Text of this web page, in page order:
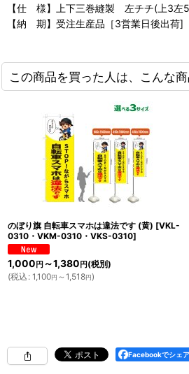
【仕 様】上下三巻縫製 左チチ(上3左
【納 期】受注生産品［3営業日後出荷]
この商品を買った人は、こんな
のぼり旗 自転車スマホは違法です (黄) [VKL-
0310・VKM-0310・VKS-0310]
1,000 円 ～1,380 円 (税別)
(税込 : 1,100円 ～1,518円)
Facebookでシェア